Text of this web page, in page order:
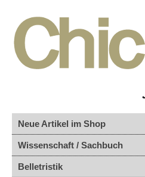
Neue Artikel im Shop
Wissenschaft / Sachbuch
Belletristik